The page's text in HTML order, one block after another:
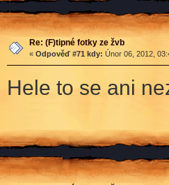
Re: (F)tipné fotky ze žvb
« Odpověď #71 kdy: Únor 06, 2012,
Hele to se ani